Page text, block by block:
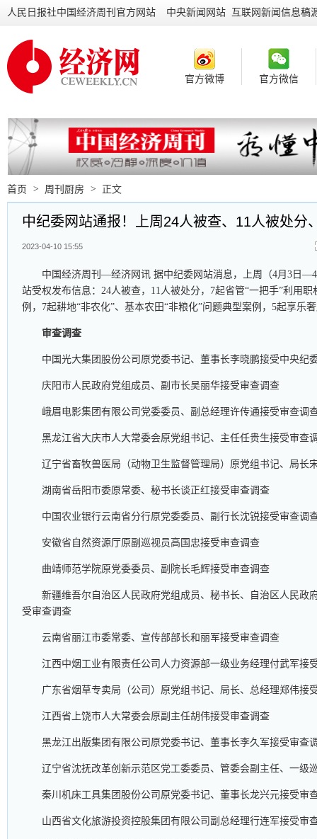
人民日报社中国经济周刊官方网站 中央新闻网站 互联网新闻信息稿
官方微博 官方微信
首页 > 周刊厨房 > 正文
中纪委网站通报！上周24人被查、11人被处分
2023-04-10 15:55
中国经济周刊—经济网讯 据中纪委网站消息，上周（4月3日
站受权发布信息：24人被查，11人被处分，7起省管“一把手”利用
例，7起耕地“非农化”、基本农田“非粮化”问题典型案例，5起享乐
审查调查
中国光大集团股份公司原党委书记、董事长李晓鹏接受中央纪
庆阳市人民政府党组成员、副市长吴丽华接受审查调查
峨眉电影集团有限公司党委委员、副总经理许传通接受审查调
黑龙江省大庆市人大常委会原党组书记、主任任贵生接受审查
辽宁省畜牧兽医局（动物卫生监督管理局）原党组书记、局长
湖南省岳阳市委原常委、秘书长谈正红接受审查调查
中国农业银行云南省分行原党委委员、副行长沈锐接受审查调
安徽省自然资源厅原副巡视员高国忠接受审查调查
曲靖师范学院原党委委员、副院长毛辉接受审查调查
新疆维吾尔自治区人民政府党组成员、秘书长、自治区人民政
受审查调查
云南省丽江市委常委、宣传部部长和丽军接受审查调查
江西中烟工业有限责任公司人力资源部一级业务经理付武军接
广东省烟草专卖局（公司）原党组书记、局长、总经理郑伟接
江西省上饶市人大常委会原副主任胡伟接受审查调查
黑龙江出版集团有限公司原党委书记、董事长李久军接受审查
辽宁省沈抚改革创新示范区党工委委员、管委会副主任、一级
秦川机床工具集团股份公司原党委书记、董事长龙兴元接受审
山西省文化旅游投资控股集团有限公司副总经理行连军接受审